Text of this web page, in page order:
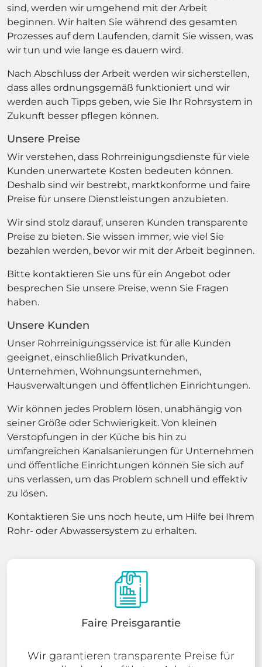
sind, werden wir umgehend mit der Arbeit
beginnen. Wir halten Sie während des gesamten
Prozesses auf dem Laufenden, damit Sie wissen, was
wir tun und wie lange es dauern wird.
Nach Abschluss der Arbeit werden wir sicherstellen,
dass alles ordnungsgemäß funktioniert und wir
werden auch Tipps geben, wie Sie Ihr Rohrsystem in
Zukunft besser pflegen können.
Unsere Preise
Wir verstehen, dass Rohrreinigungsdienste für viele
Kunden unerwartete Kosten bedeuten können.
Deshalb sind wir bestrebt, marktkonforme und faire
Preise für unsere Dienstleistungen anzubieten.
Wir sind stolz darauf, unseren Kunden transparente
Preise zu bieten. Sie wissen immer, wie viel Sie
bezahlen werden, bevor wir mit der Arbeit beginnen.
Bitte kontaktieren Sie uns für ein Angebot oder
besprechen Sie unsere Preise, wenn Sie Fragen
haben.
Unsere Kunden
Unser Rohrreinigungsservice ist für alle Kunden
geeignet, einschließlich Privatkunden,
Unternehmen, Wohnungsunternehmen,
Hausverwaltungen und öffentlichen Einrichtungen.
Wir können jedes Problem lösen, unabhängig von
seiner Größe oder Schwierigkeit. Von kleinen
Verstopfungen in der Küche bis hin zu
umfangreichen Kanalsanierungen für Unternehmen
und öffentliche Einrichtungen können Sie sich auf
uns verlassen, um das Problem schnell und effektiv
zu lösen.
Kontaktieren Sie uns noch heute, um Hilfe bei Ihrem
Rohr- oder Abwassersystem zu erhalten.
Faire Preisgarantie
Wir garantieren transparente Preise für